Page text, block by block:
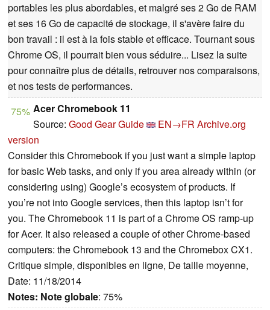
portables les plus abordables, et malgré ses 2 Go de RAM
et ses 16 Go de capacité de stockage, il s'avère faire du
bon travail : il est à la fois stable et efficace. Tournant sous
Chrome OS, il pourrait bien vous séduire... Lisez la suite
pour connaître plus de détails, retrouver nos comparaisons,
et nos tests de performances.
75% Acer Chromebook 11
Source: Good Gear Guide EN→FR Archive.org
version
Consider this Chromebook if you just want a simple laptop
for basic Web tasks, and only if you area already within (or
considering using) Google’s ecosystem of products. If
you’re not into Google services, then this laptop isn’t for
you. The Chromebook 11 is part of a Chrome OS ramp-up
for Acer. It also released a couple of other Chrome-based
computers: the Chromebook 13 and the Chromebox CX1.
Critique simple, disponibles en ligne, De taille moyenne,
Date: 11/18/2014
Notes: Note globale: 75%